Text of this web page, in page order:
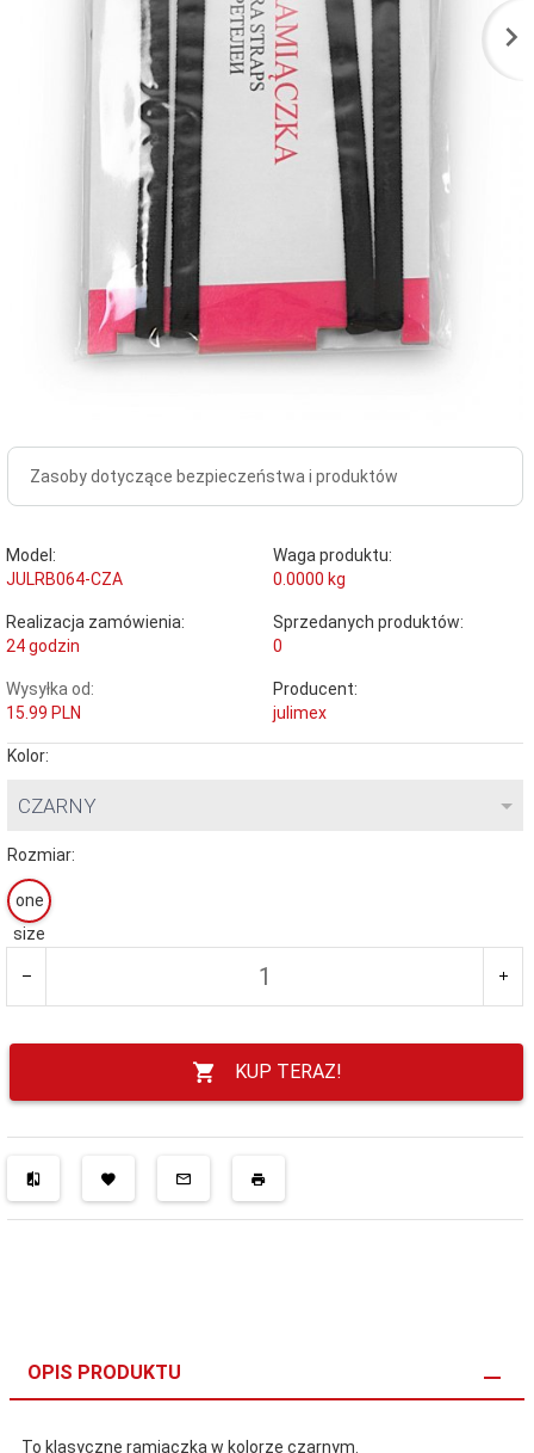
Zasoby dotyczące bezpieczeństwa i produktów
Model:
JULRB064-CZA
Waga produktu:
0.0000 kg
Realizacja zamówienia:
24 godzin
Sprzedanych produktów:
0
Wysyłka od:
15.99 PLN
Producent:
julimex
Kolor:
CZARNY
Rozmiar:
one
size
KUP TERAZ!
OPIS PRODUKTU
To klasyczne ramiączka w kolorze czarnym.